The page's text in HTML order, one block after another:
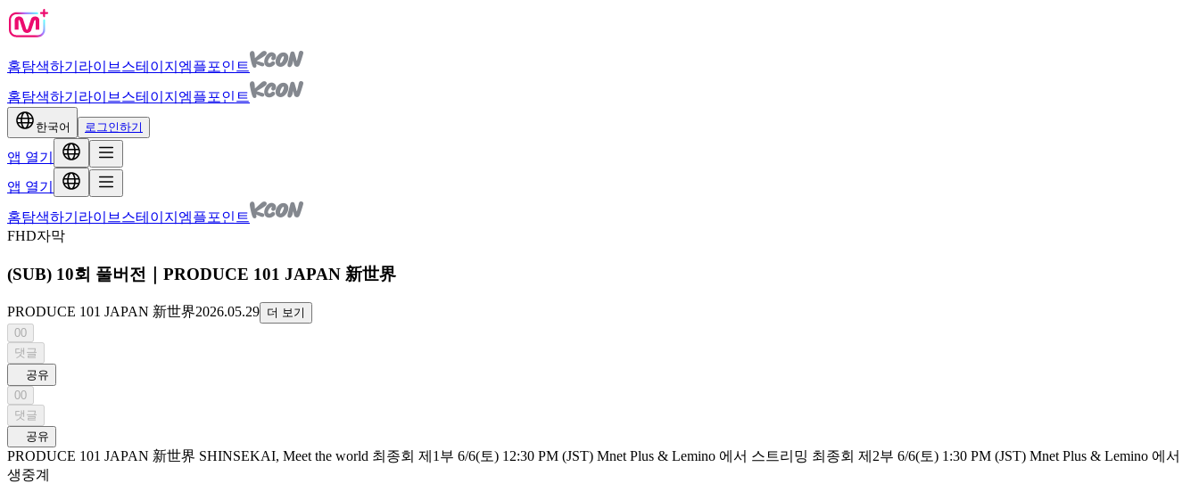
홈탐색하기 라이브 스테이지 엠플포인트
홈탐색하기 라이브 스테이지 엠플포인트
한국어 로그인하기
앱 열기
앱 열기
홈탐색하기 라이브 스테이지 엠플포인트
FHD자막
(SUB) 10회 풀버전｜PRODUCE 101 JAPAN 新世界
PRODUCE 101 JAPAN 新世界2026.05.29 더 보기
00
댓글
공유
00
댓글
공유
PRODUCE 101 JAPAN 新世界 SHINSEKAI, Meet the world 최종회 제1부 6/6(토) 12:30 PM (JST) Mnet Plus & Lemino 에서 스트리밍 최종회 제2부 6/6(토) 1:30 PM (JST) Mnet Plus & Lemino 에서
생중계